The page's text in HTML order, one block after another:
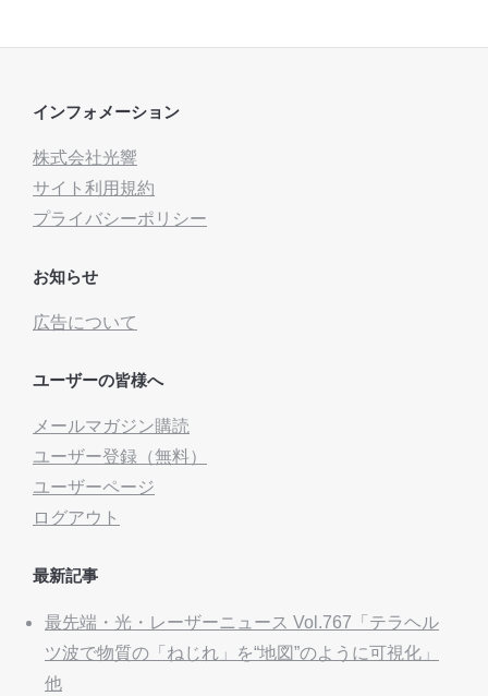
インフォメーション
株式会社光響
サイト利用規約
プライバシーポリシー
お知らせ
広告について
ユーザーの皆様へ
メールマガジン購読
ユーザー登録（無料）
ユーザーページ
ログアウト
最新記事
最先端・光・レーザーニュース Vol.767「テラヘル
ツ波で物質の「ねじれ」を“地図”のように可視化」
他